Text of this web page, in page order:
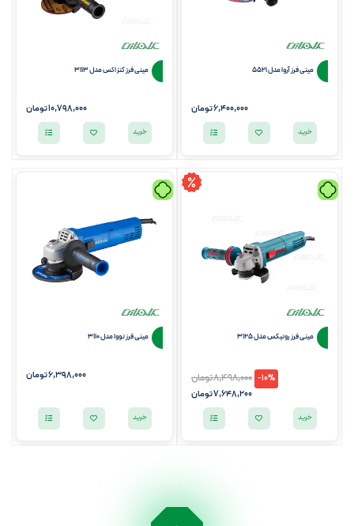
مينی فرز آروا مدل 5521
6,400,000تومان
خرید
مینی فرز کنزاکس مدل 3113
10,798,000تومان
خرید
مینی فرز رونیکس مدل 3125
-10%
8,498,000تومان
7,648,200تومان
خرید
مینی فرز نووا مدل 3110
6,398,000تومان
خرید